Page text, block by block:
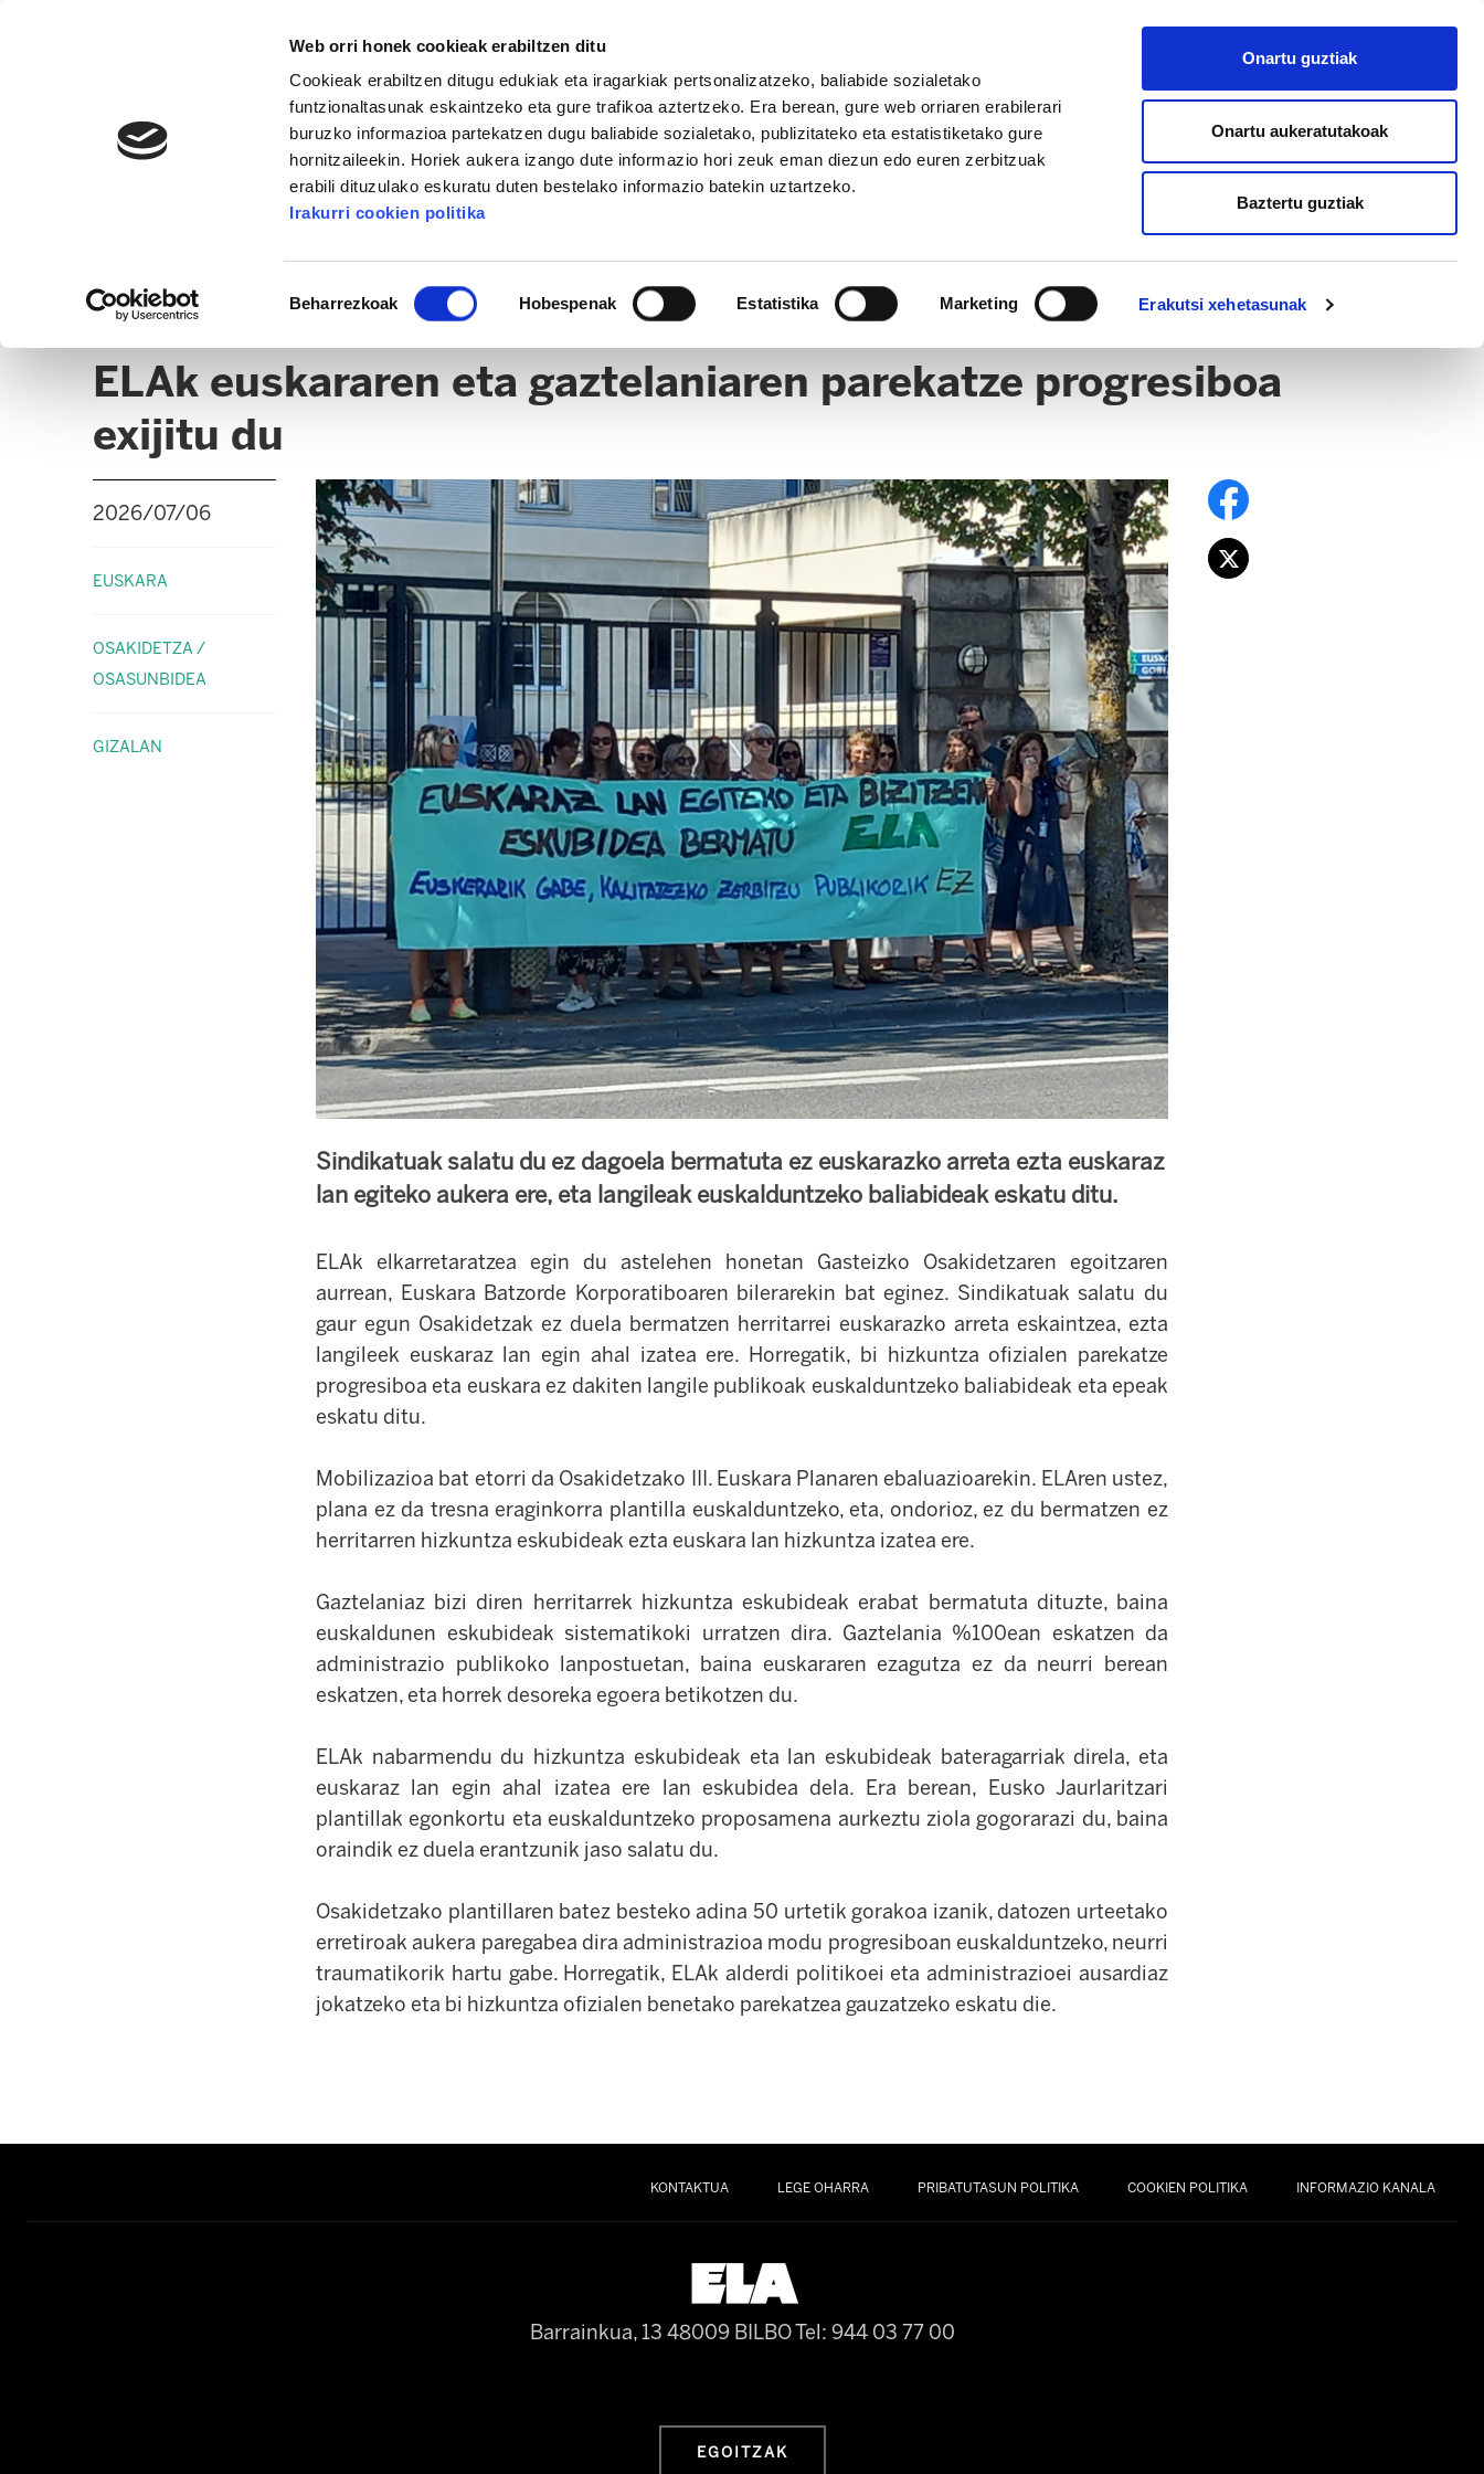
Web orri honek cookieak erabiltzen ditu
Cookieak erabiltzen ditugu edukiak eta iragarkiak pertsonalizatzeko, baliabide sozialetako
funtzionaltasunak eskaintzeko eta gure trafikoa aztertzeko. Era berean, gure web orriaren erabilerari
buruzko informazioa partekatzen dugu baliabide sozialetako, publizitateko eta estatistiketako gure
hornitzaileekin. Horiek aukera izango dute informazio hori zeuk eman diezun edo euren zerbitzuak
erabili dituzulako eskuratu duten bestelako informazio batekin uztartzeko.
Irakurri cookien politika
Beharrezkoak Hobespenak Estatistika Marketing Erakutsi xehetasunak
Onartu guztiak
Onartu aukeratutakoak
Baztertu guztiak
AFILIATU
OSAKIDETZA / OSASUNBIDEA
OSAKIDETZA
ELAk euskararen eta gaztelaniaren parekatze progresiboa
exijitu du
2026/07/06
EUSKARA
OSAKIDETZA /
OSASUNBIDEA
GIZALAN
Sindikatuak salatu du ez dagoela bermatuta ez euskarazko arreta ezta euskaraz
lan egiteko aukera ere, eta langileak euskalduntzeko baliabideak eskatu ditu.
ELAk elkarretaratzea egin du astelehen honetan Gasteizko Osakidetzaren egoitzaren
aurrean, Euskara Batzorde Korporatiboaren bilerarekin bat eginez. Sindikatuak salatu du
gaur egun Osakidetzak ez duela bermatzen herritarrei euskarazko arreta eskaintzea, ezta
langileek euskaraz lan egin ahal izatea ere. Horregatik, bi hizkuntza ofizialen parekatze
progresiboa eta euskara ez dakiten langile publikoak euskalduntzeko baliabideak eta epeak
eskatu ditu.
Mobilizazioa bat etorri da Osakidetzako III. Euskara Planaren ebaluazioarekin. ELAren ustez,
plana ez da tresna eraginkorra plantilla euskalduntzeko, eta, ondorioz, ez du bermatzen ez
herritarren hizkuntza eskubideak ezta euskara lan hizkuntza izatea ere.
Gaztelaniaz bizi diren herritarrek hizkuntza eskubideak erabat bermatuta dituzte, baina
euskaldunen eskubideak sistematikoki urratzen dira. Gaztelania %100ean eskatzen da
administrazio publikoko lanpostuetan, baina euskararen ezagutza ez da neurri berean
eskatzen, eta horrek desoreka egoera betikotzen du.
ELAk nabarmendu du hizkuntza eskubideak eta lan eskubideak bateragarriak direla, eta
euskaraz lan egin ahal izatea ere lan eskubidea dela. Era berean, Eusko Jaurlaritzari
plantillak egonkortu eta euskalduntzeko proposamena aurkeztu ziola gogorarazi du, baina
oraindik ez duela erantzunik jaso salatu du.
Osakidetzako plantillaren batez besteko adina 50 urtetik gorakoa izanik, datozen urteetako
erretiroak aukera paregabea dira administrazioa modu progresiboan euskalduntzeko, neurri
traumatikorik hartu gabe. Horregatik, ELAk alderdi politikoei eta administrazioei ausardiaz
jokatzeko eta bi hizkuntza ofizialen benetako parekatzea gauzatzeko eskatu die.
KONTAKTUA LEGE OHARRA PRIBATUTASUN POLITIKA COOKIEN POLITIKA INFORMAZIO KANALA
Barrainkua, 13 48009 BILBOTel: 944 03 77 00
EGOITZAK